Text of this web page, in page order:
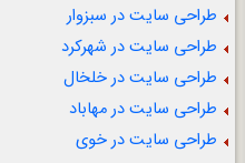
طراحی سایت در سبزوار
طراحی سایت در شهرکرد
طراحی سایت در خلخال
طراحی سایت در مهاباد
طراحی سایت در خوی